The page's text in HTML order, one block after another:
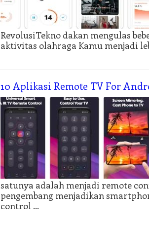
RevolusiTekno dakan mengulas
aktivitas olahraga Kamu menjadi
10 Aplikasi Remote TV For
satunya adalah menjadi remote
pengembang menjadikan
control …